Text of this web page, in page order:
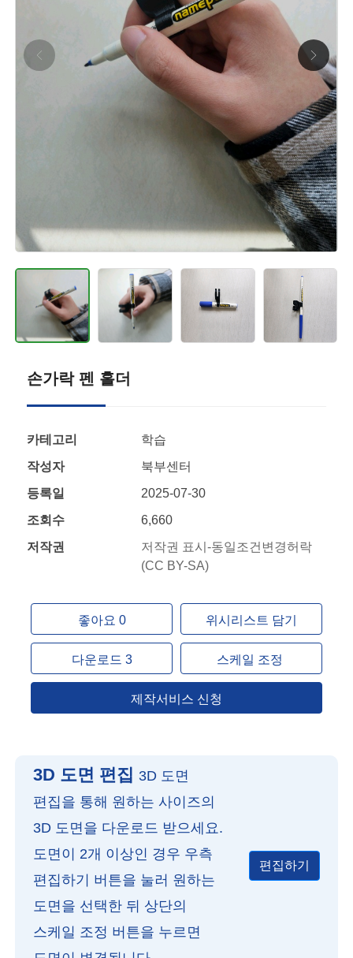
손가락 펜 홀더
카테고리
학습
작성자
북부센터
등록일
2025-07-30
조회수
6,660
저작권
저작권 표시-동일조건변경허락
(CC BY-SA)
좋아요 0 위시리스트 담기
다운로드 3 스케일 조정
제작서비스 신청
3D 도면 편집 3D 도면
편집을 통해 원하는 사이즈의
3D 도면을 다운로드 받으세요.
도면이 2개 이상인 경우 우측
편집하기 버튼을 눌러 원하는
도면을 선택한 뒤 상단의
스케일 조정 버튼을 누르면
편집하기